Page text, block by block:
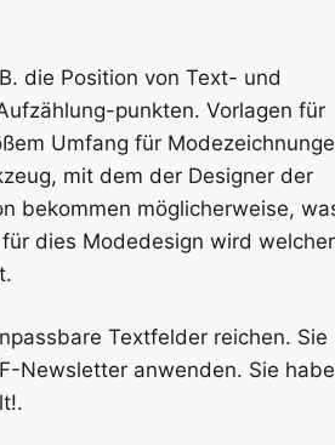
die Position von Text- und
punkten. Vorlagen für
Umfang für
mit dem der Designer der
bekommen möglicherweise,
dies Modedesign wird welcher
Textfelder reichen. Sie
Newsletter anwenden. Sie